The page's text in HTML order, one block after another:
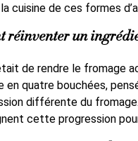
cuisine de ces formes
réinventer un
de rendre le fromage
en quatre bouchées,
différente du
cette progression